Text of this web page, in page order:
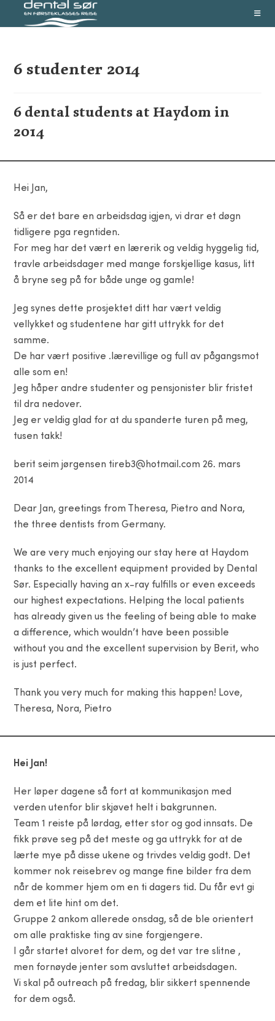
6 studenter 2014
6 dental students at Haydom in
2014
Hei Jan,
Så er det bare en arbeidsdag igjen, vi drar et døgn
tidligere pga regntiden.
For meg har det vært en lærerik og veldig hyggelig tid,
travle arbeidsdager med mange forskjellige kasus, litt
å bryne seg på for både unge og gamle!
Jeg synes dette prosjektet ditt har vært veldig
vellykket og studentene har gitt uttrykk for det
samme.
De har vært positive .lærevillige og full av pågangsmot
alle som en!
Jeg håper andre studenter og pensjonister blir fristet
til dra nedover.
Jeg er veldig glad for at du spanderte turen på meg,
tusen takk!
berit seim jørgensen tireb3@hotmail.com 26. mars
2014
Dear Jan, greetings from Theresa, Pietro and Nora,
the three dentists from Germany.
We are very much enjoying our stay here at Haydom
thanks to the excellent equipment provided by Dental
Sør. Especially having an x-ray fulfills or even exceeds
our highest expectations. Helping the local patients
has already given us the feeling of being able to make
a difference, which wouldn’t have been possible
without you and the excellent supervision by Berit, who
is just perfect.
Thank you very much for making this happen! Love,
Theresa, Nora, Pietro
Hei Jan!
Her løper dagene så fort at kommunikasjon med
verden utenfor blir skjøvet helt i bakgrunnen.
Team 1 reiste på lørdag, etter stor og god innsats. De
fikk prøve seg på det meste og ga uttrykk for at de
lærte mye på disse ukene og trivdes veldig godt. Det
kommer nok reisebrev og mange fine bilder fra dem
når de kommer hjem om en ti dagers tid. Du får evt gi
dem et lite hint om det.
Gruppe 2 ankom allerede onsdag, så de ble orientert
om alle praktiske ting av sine forgjengere.
I går startet alvoret for dem, og det var tre slitne ,
men fornøyde jenter som avsluttet arbeidsdagen.
Vi skal på outreach på fredag, blir sikkert spennende
for dem også.